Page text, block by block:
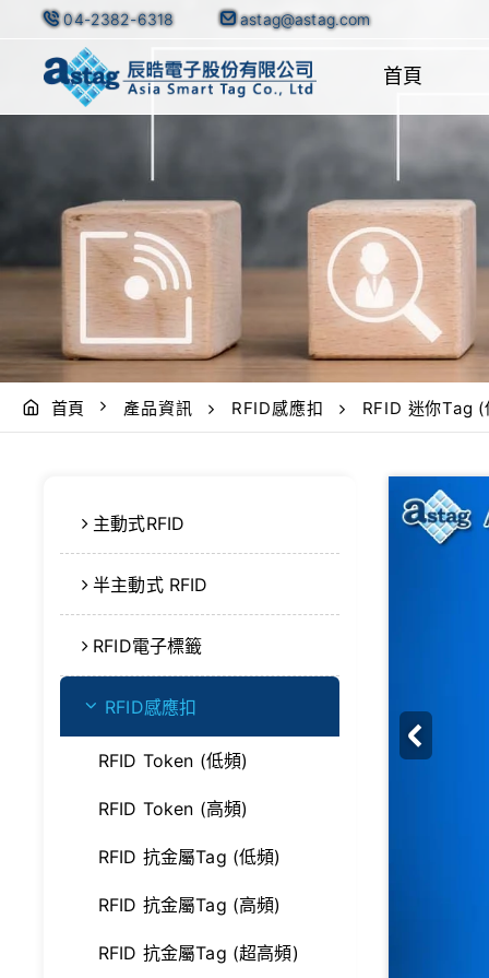
04-2382-6318 astag@astag.com
首頁
首頁 產品資訊 RFID感應扣 RFID 迷你Tag (
主動式RFID
半主動式 RFID
RFID電子標籤
RFID感應扣
RFID Token (低頻)
RFID Token (高頻)
RFID 抗金屬Tag (低頻)
RFID 抗金屬Tag (高頻)
RFID 抗金屬Tag (超高頻)